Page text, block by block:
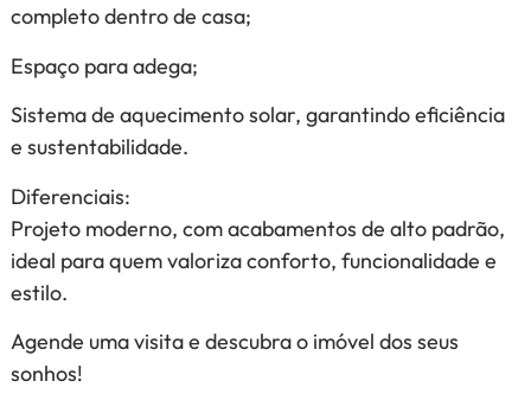
completo dentro de casa;
Espaço para adega;
Sistema de aquecimento solar, garantindo eficiência
e sustentabilidade.
Diferenciais:
Projeto moderno, com acabamentos de alto padrão,
ideal para quem valoriza conforto, funcionalidade e
estilo.
Agende uma visita e descubra o imóvel dos seus
sonhos!